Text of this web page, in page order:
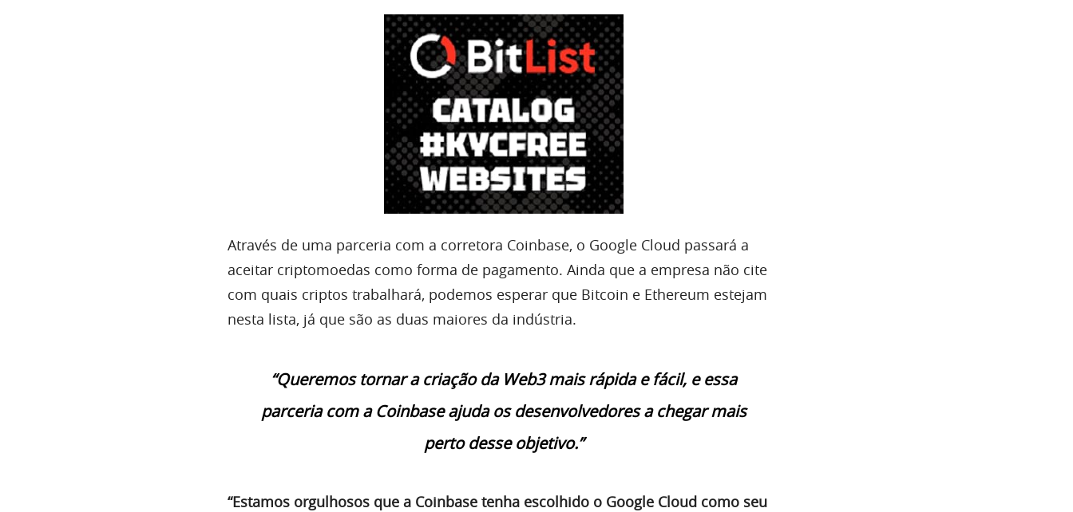
Através de uma parceria com a corretora Coinbase, o Google Cloud passará a
aceitar criptomoedas como forma de pagamento. Ainda que a empresa não cite
com quais criptos trabalhará, podemos esperar que Bitcoin e Ethereum estejam
nesta lista, já que são as duas maiores da indústria.
“Queremos tornar a criação da Web3 mais rápida e fácil, e essa
parceria com a Coinbase ajuda os desenvolvedores a chegar mais
perto desse objetivo.”
“Estamos orgulhosos que a Coinbase tenha escolhido o Google Cloud como seu